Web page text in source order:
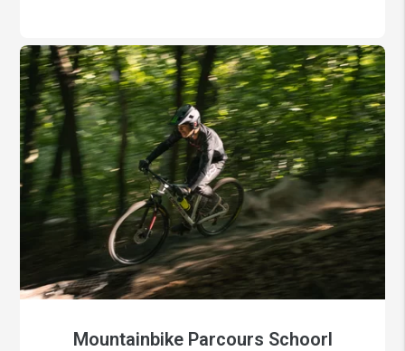
Mountainbike Parcours Schoorl